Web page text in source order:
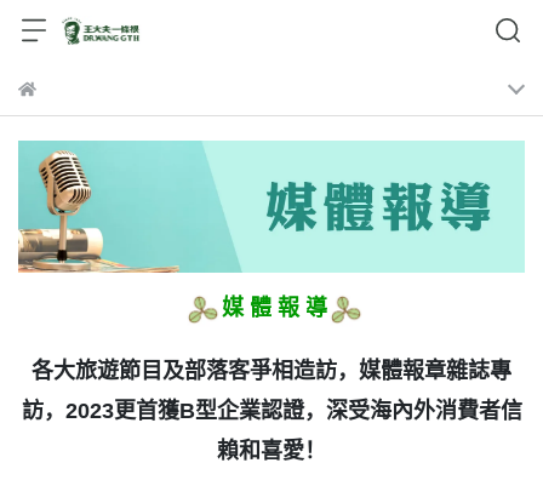
媒 體 報 導
​各大旅遊節目及部落客爭相造訪，媒體報章雜誌專
訪，2023更首獲B型企業認證，深受海內外消費者信
賴和喜愛！